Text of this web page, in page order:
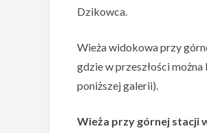
Dzikowca.
Wieża widokowa przy
gdzie w przeszłości
poniższej galerii).
Wieża przy górnej stacji